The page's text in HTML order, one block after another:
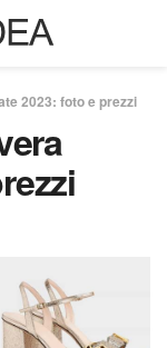
2023: foto e prezzi